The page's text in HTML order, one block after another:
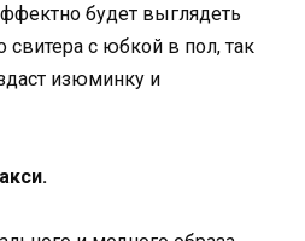
будет выглядеть
свитера с юбкой в пол, так
изюминку и